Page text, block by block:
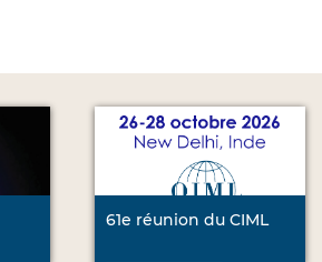
61e réunion du CIML